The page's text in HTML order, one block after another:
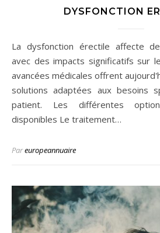
DYSFONCTION
La dysfonction érectile affecte de nombreux hommes,
avec des impacts significatifs sur
avancées médicales offrent
solutions adaptées aux besoins
patient. Les différentes
disponibles Le traitement…
Pareuropeannuaire